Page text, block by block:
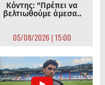
Κόντης: "Πρέπει να
βελτιωθούμε άμεσα..
05/08/2026 | 15:00